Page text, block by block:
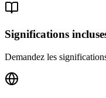
Significations
Demandez les